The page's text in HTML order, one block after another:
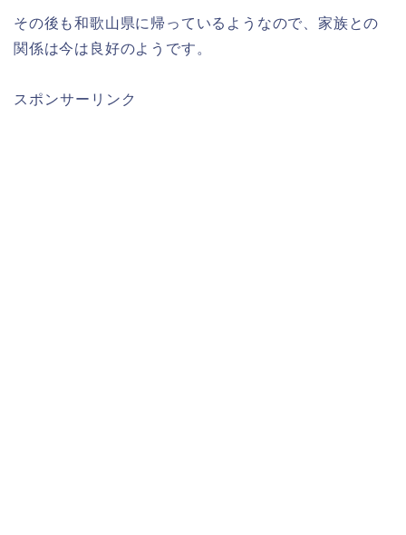
その後も和歌山県に帰っているようなので、家族との
関係は今は良好のようです。
スポンサーリンク